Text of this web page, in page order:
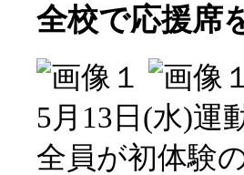
全校で応援席
5月13日(水)運
全員が初体験